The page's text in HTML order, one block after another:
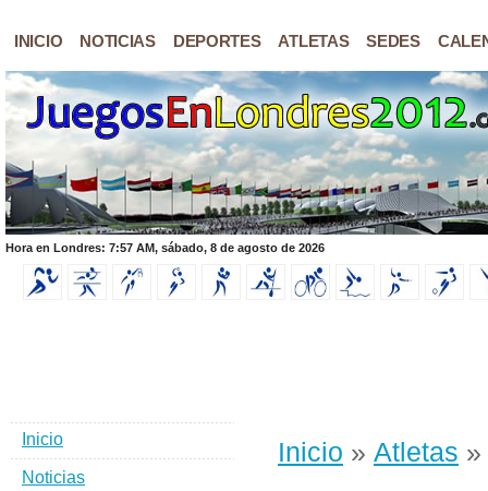
INICIO NOTICIAS DEPORTES ATLETAS SEDES
Hora en Londres: 7:57 AM, sábado, 8 de agosto de 2026
Inicio » Atletas »
Inicio
Noticias